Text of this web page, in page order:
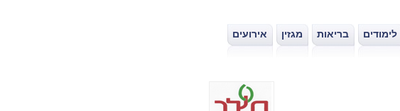
לימודים בריאות מגזין
אירועים